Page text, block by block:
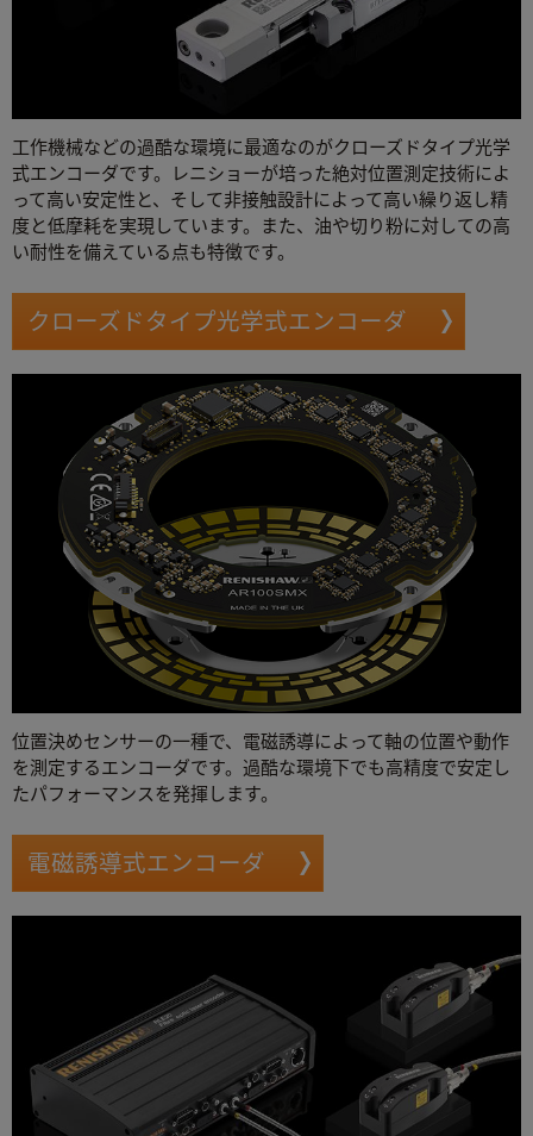
工作機械などの過酷な環境に最適なのがクローズドタイプ光学
式エンコーダです。レニショーが培った絶対位置測定技術によ
って高い安定性と、そして非接触設計によって高い繰り返し精
度と低摩耗を実現しています。また、油や切り粉に対しての高
い耐性を備えている点も特徴です。
クローズドタイプ光学式エンコーダ
位置決めセンサーの一種で、電磁誘導によって軸の位置や動作
を測定するエンコーダです。過酷な環境下でも高精度で安定し
たパフォーマンスを発揮します。
電磁誘導式エンコーダ